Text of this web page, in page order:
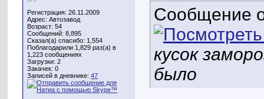
Регистрация: 26.11.2009
Адрес: Автозавод
Возраст: 54
Сообщений: 8,895
Сказал(а) спасибо: 1,554
Поблагодарили 1,829 раз(а) в
1,223 сообщениях
Загрузки: 2
Закачек: 0
Записей в дневнике: 47
Сообщение
кусок
было